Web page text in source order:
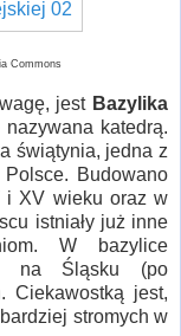
Commons
jest Bazylika
nazywana katedrą.
świątynia, jedna z
Budowano
i XV wieku oraz w
istniały już inne
W bazylice
na Śląsku (po
Ciekawostką jest,
stromych w